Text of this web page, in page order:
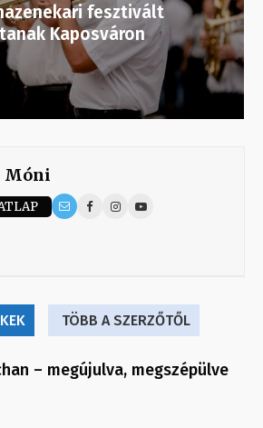
fesztivált
Kaposváron
Móni
TÖBB A SZERZŐTŐL
– megújulva, megszépülve